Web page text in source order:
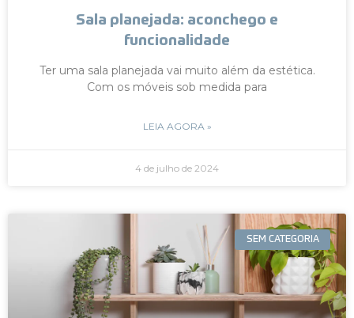
Sala planejada: aconchego e
funcionalidade
Ter uma sala planejada vai muito além da estética.
Com os móveis sob medida para
LEIA AGORA »
4 de julho de 2024
SEM CATEGORIA